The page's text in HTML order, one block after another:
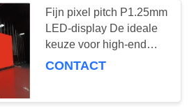
Fijn pixel pitch P1.25mm
LED-display De ideale
keuze voor high-end
commerciële
CONTACT